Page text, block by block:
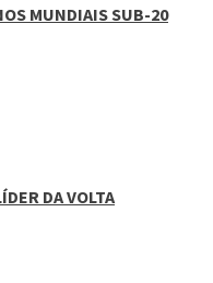
MUNDIAIS SUB-20
DA VOLTA